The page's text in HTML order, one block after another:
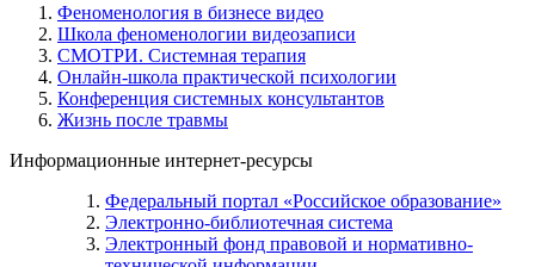
Феноменология в бизнесе видео
Школа феноменологии видеозаписи
СМОТРИ. Системная терапия
Онлайн-школа практической психологии
Конференция системных консультантов
Жизнь после травмы
Информационные интернет-ресурсы
Федеральный портал «Российское образование»
Электронно-библиотечная система
Электронный фонд правовой и нормативно-